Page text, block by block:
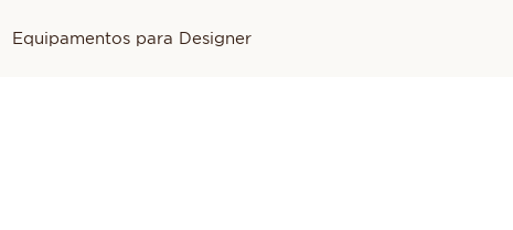
Equipamentos para Designer